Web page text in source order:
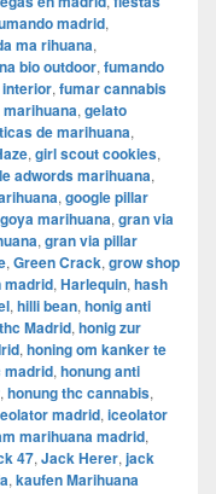
madrid,
ma rihuana,
bio outdoor, fumando
, fumar cannabis
, gelato
de marihuana,
, girl scout cookies,
adwords marihuana,
, google pillar
goya marihuana, gran via
, gran via pillar
, Green Crack, grow shop
madrid, Harlequin, hash
, hilli bean, honig anti
Madrid, honig zur
, honing om kanker te
madrid, honung anti
, honung thc cannabis,
madrid, iceolator
marihuana madrid,
47, Jack Herer, jack
, kaufen Marihuana